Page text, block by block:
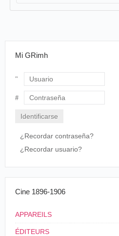
Mi GRimh
Usuario
¿Recordar contraseña?
¿Recordar usuario?
Cine 1896-1906
APPAREILS
ÉDITEURS